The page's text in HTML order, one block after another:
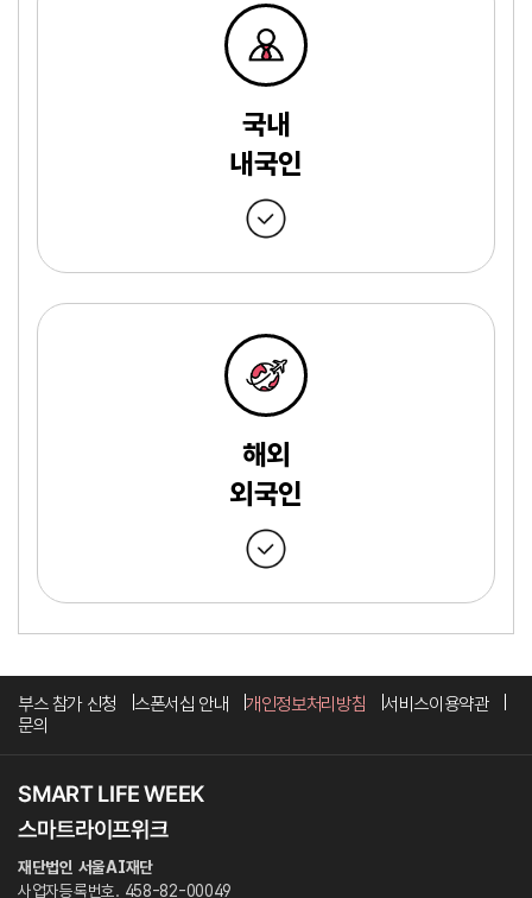
국내
내국인
해외
외국인
부스 참가 신청 스폰서십 안내 개인정보처리방침
서비스이용약관
문의
재단법인 서울AI재단
사업자등록번호. 458-82-00049